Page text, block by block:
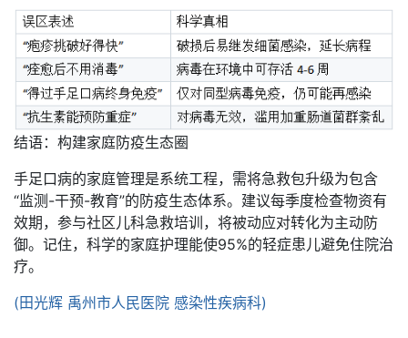
结语：构建家庭防疫生态圈
手足口病的家庭管理是系统工程，需将急救包升级为包含
“监测-干预-教育”的防疫生态体系。建议每季度检查物资有
效期，参与社区儿科急救培训，将被动应对转化为主动防
御。记住，科学的家庭护理能使95%的轻症患儿避免住院治
疗。
(田光辉 禹州市人民医院 感染性疾病科)